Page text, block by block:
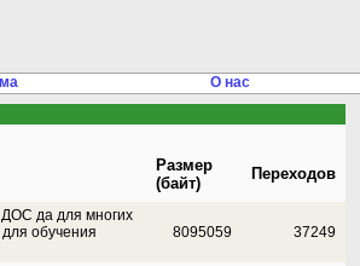
О нас
Размер
(байт)
Переходов
да для многих
обучения
8095059 37249